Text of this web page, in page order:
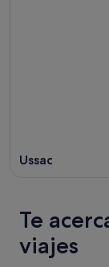
Ussac
Te
viajes